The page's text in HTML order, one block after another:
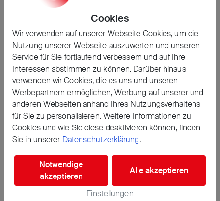
Cookies
Wir verwenden auf unserer Webseite Cookies, um die
Nutzung unserer Webseite auszuwerten und unseren
Service für Sie fortlaufend verbessern und auf Ihre
Interessen abstimmen zu können. Darüber hinaus
verwenden wir Cookies, die es uns und unseren
Werbepartnern ermöglichen, Werbung auf unserer und
anderen Webseiten anhand Ihres Nutzungsverhaltens
für Sie zu personalisieren. Weitere Informationen zu
Cookies und wie Sie diese deaktivieren können, finden
Sie in unserer Datenschutzerklärung.
Notwendige
akzeptieren
Alle akzeptieren
Einstellungen
Alles rund um die Bewerbung
Mitmachen - Projekt einreichen
Entdecken - Aktuelle Projekte
Aktivieren - Community erreichen
Rückblick - Projektarchiv
Teilnahmebedingungen
Alles rund ums Voting
Verfolgen - Bestenliste ansehen
Abstimmen - kurz erklärt
Entdecken - Aktuelle Projekte